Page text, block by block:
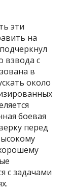
эти
на
взвода с
в
около
боевая
перед
с задачами